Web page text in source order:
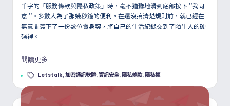
千字的「服務條款與隱私政策」時，毫不猶豫地滑到底部按下 ”我同
意 ” 。多數人為了那幾秒鐘的便利，在還沒搞清楚規則前，就已經在
無意間簽下了一份數位賣身契，將自己的生活紀錄交到了陌生人的硬
碟裡。
閱讀更多
Tags: Letstalk,加密通訊軟體,資訊安全, 隱私條款, 隱私權